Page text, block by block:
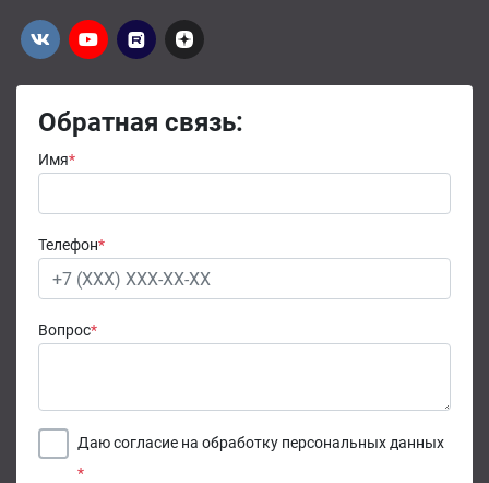
Обратная связь:
Имя*
Телефон*
Вопрос*
Даю согласие на обработку персональных данных
*